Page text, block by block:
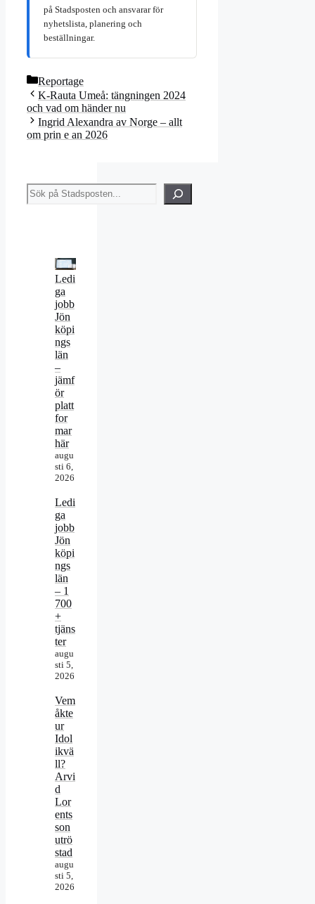
på Stadsposten och ansvarar för
nyhetslista, planering och
beställningar.
Kategorier
Reportage
K-Rauta Umeå: tängningen 2024
och vad om händer nu
Ingrid Alexandra av Norge – allt
om prin e an 2026
Sök
Ledi
ga
jobb
Jön
köpi
ngs
län
–
jämf
ör
platt
for
mar
här
augu
sti 6,
2026
Ledi
ga
jobb
Jön
köpi
ngs
län
– 1
700
+
tjäns
ter
augu
sti 5,
2026
Vem
åkte
ur
Idol
ikvä
ll?
Arvi
d
Lor
ents
son
utrö
stad
augu
sti 5,
2026